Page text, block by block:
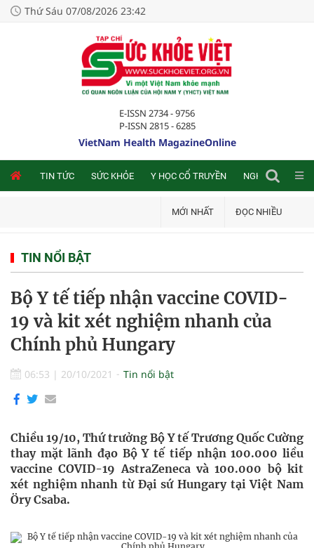
Thứ Sáu 07/08/2026 23:42
E-ISSN 2734 - 9756
P-ISSN 2815 - 6285
VietNam Health MagazineOnline
TIN TỨC SỨC KHỎE Y HỌC CỔ TRUYỀN NGHIÊN CỨU
MỚI NHẤT ĐỌC NHIỀU
TIN NỔI BẬT
Bộ Y tế tiếp nhận vaccine COVID-
19 và kit xét nghiệm nhanh của
Chính phủ Hungary
06:53 | 20/10/2021 Tin nổi bật
Chiều 19/10, Thứ trưởng Bộ Y tế Trương Quốc Cường
thay mặt lãnh đạo Bộ Y tế tiếp nhận 100.000 liều
vaccine COVID-19 AstraZeneca và 100.000 bộ kit
xét nghiệm nhanh từ Đại sứ Hungary tại Việt Nam
Öry Csaba.